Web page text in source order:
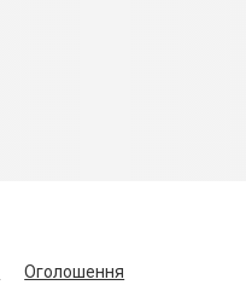
Оголошення